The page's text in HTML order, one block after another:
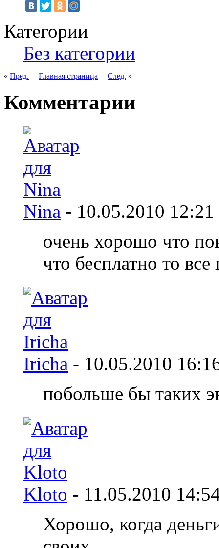
Категории
Без категории
« Пред. Главная страница След. »
Комментарии
Nina - 10.05.2010 12:21
очень хорошо что
что бесплатно то
Iricha - 10.05.2010
побольше бы таких
Kloto - 11.05.2010
Хорошо, когда